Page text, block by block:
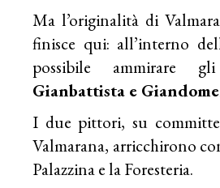
Ma l’originalità di
finisce qui: all’interno
possibile ammirare
Gianbattista e
I due pittori, su
Valmarana, arricchirono
Palazzina e la Foresteria.